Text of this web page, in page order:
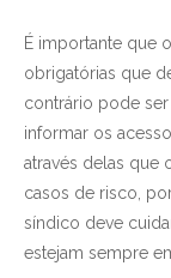
É importante que
obrigatórias que
contrário pode
informar os
através delas que
casos de risco,
síndico deve
estejam sempre